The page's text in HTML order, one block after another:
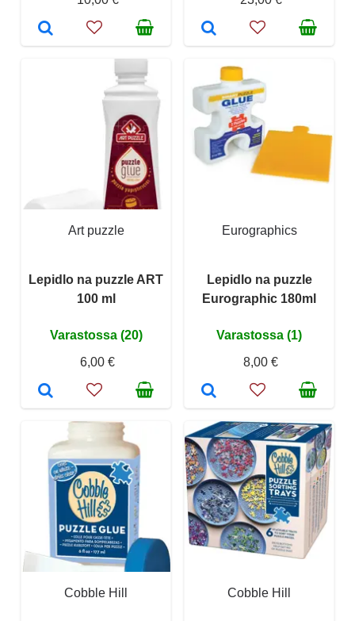
Art puzzle
Lepidlo na puzzle ART
100 ml
Varastossa (20)
6,00 €
Eurographics
Lepidlo na puzzle
Eurographic 180ml
Varastossa (1)
8,00 €
Cobble Hill Cobble Hill